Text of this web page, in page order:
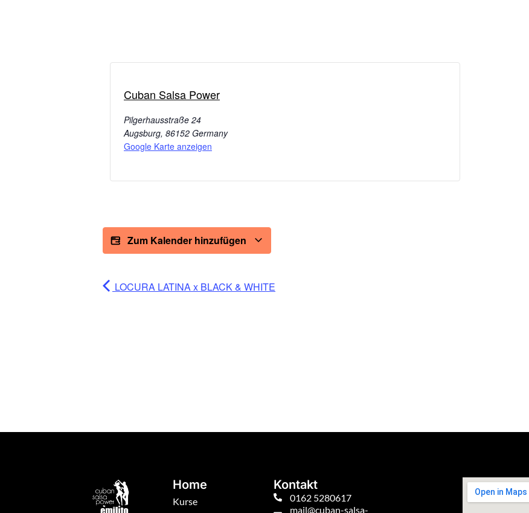
Cuban Salsa Power
Pilgerhausstraße 24
Augsburg, 86152 Germany
Google Karte anzeigen
Zum Kalender hinzufügen
LOCURA LATINA x BLACK & WHITE
Home
Kurse
Kontakt
0162 5280617
mail@cuban-salsa-